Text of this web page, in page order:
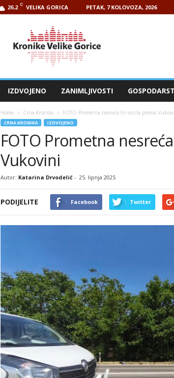
26.2 C VELIKA GORICA PETAK, 7 KOLOVOZA, 2026
IZDVOJENO ZANIMLJIVOSTI
Home Crna Kronika FOTO Prometna nesreća tri vozila prema
CRNA KRONIKA IZDVOJENO
FOTO Prometna
Vukovini
Autor: Katarina Drvodelić- 25. lipnja 2025
PODIJELITE Facebook Twitter